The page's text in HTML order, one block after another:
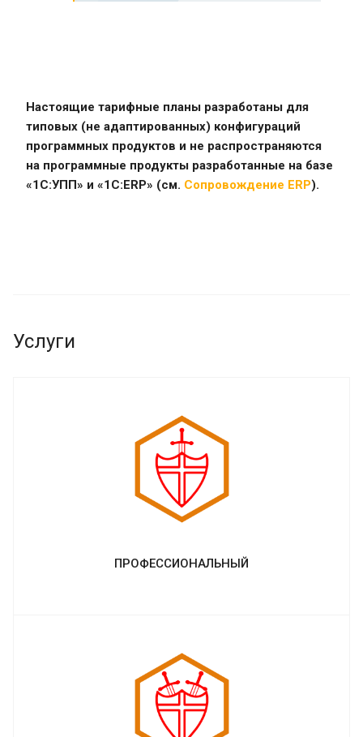
Настоящие тарифные планы разработаны для
типовых (не адаптированных) конфигураций
программных продуктов и не распространяются
на программные продукты разработанные на базе
«1С:УПП» и «1C:ERP» (см. Сопровождение ERP).
Услуги
ПРОФЕССИОНАЛЬНЫЙ